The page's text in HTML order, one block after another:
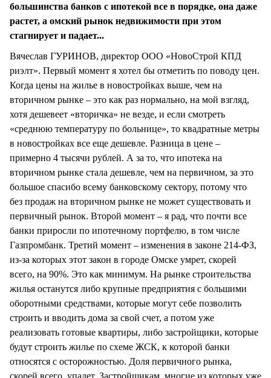
большинства банков с ипотекой все в порядке, она даже
растет, а омский рынок недвижимости при этом
стагнирует и падает...
Вячеслав ГУРИНОВ, директор ООО «НовоСтрой КПД
риэлт». Первый момент я хотел бы отметить по поводу цен.
Когда цены на жилье в новостройках выше, чем на
вторичном рынке – это как раз нормально, на мой взгляд,
хотя дешевеет «вторичка» не везде, и если смотреть
«среднюю температуру по больнице», то квадратные метры
в новостройках все еще дешевле. Разница в цене –
примерно 4 тысячи рублей. А за то, что ипотека на
вторичном рынке стала дешевле, чем на первичном, за это
большое спасибо всему банковскому сектору, потому что
без продаж на вторичном рынке не может существовать и
первичный рынок. Второй момент – я рад, что почти все
банки приросли по ипотечному портфелю, в том числе
Газпромбанк. Третий момент – изменения в законе 214-ФЗ,
из-за которых этот закон в городе Омске умрет, скорей
всего, на 90%. Это как минимум. На рынке строительства
жилья останутся либо крупные предприятия с большими
оборотными средствами, которые могут себе позволить
строить и вводить дома за свой счет, а потом уже
реализовать готовые квартиры, либо застройщики, которые
будут строить жилье по схеме ЖСК, к которой банки
относятся с осторожностью. Доля первичного рынка,